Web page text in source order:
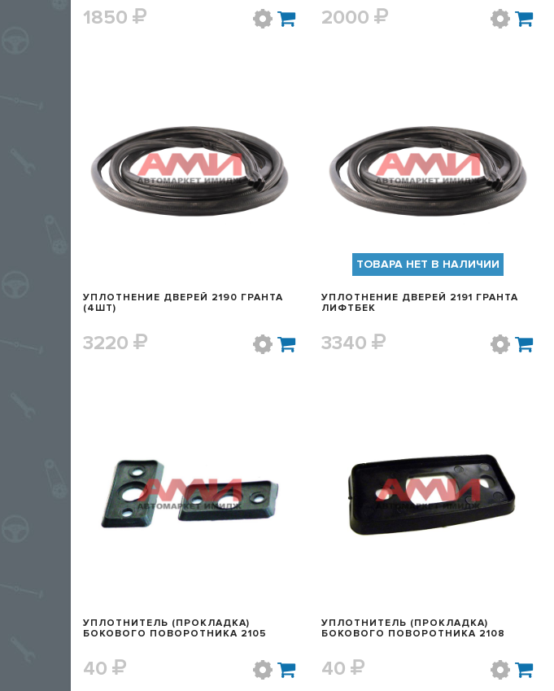
1850 2000
БЫСТРЫЙ ПРОСМОТР
УПЛОТНЕНИЕ ДВЕРЕЙ 2190 ГРАНТА
(4ШТ)
3220
БЫСТРЫЙ ПРОСМОТР
ТОВАРА НЕТ В НАЛИЧИИ
УПЛОТНЕНИЕ ДВЕРЕЙ 2191 ГРАНТА
ЛИФТБЕК
3340
БЫСТРЫЙ ПРОСМОТР
УПЛОТНИТЕЛЬ (ПРОКЛАДКА)
БОКОВОГО ПОВОРОТНИКА 2105
40
БЫСТРЫЙ ПРОСМОТР
УПЛОТНИТЕЛЬ (ПРОКЛАДКА)
БОКОВОГО ПОВОРОТНИКА 2108
40